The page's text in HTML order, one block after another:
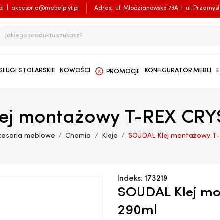
akcesoria@mebelplyt.pl Adres: ul. Młodzianowska 73A ul.
STOLARSKIE NOWOŚCI PROMOCJE KONFIGURATOR MEBLI
montażowy T-REX
meblowe Chemia Kleje SOUDAL Klej montażowy T-
Indeks: 173219
SOUDAL Klej
290ml